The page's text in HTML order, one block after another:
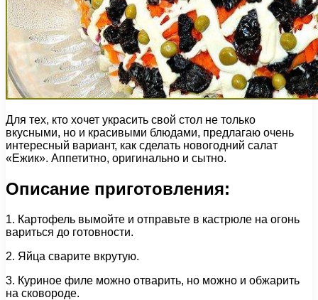
Для тех, кто хочет украсить свой стол не только
вкусными, но и красивыми блюдами, предлагаю очень
интересный вариант, как сделать новогодний салат
«Ежик». Аппетитно, оригинально и сытно.
Описание приготовления:
1. Картофель вымойте и отправьте в кастрюле на огонь
вариться до готовности.
2. Яйца сварите вкрутую.
3. Куриное филе можно отварить, но можно и обжарить
на сковороде.